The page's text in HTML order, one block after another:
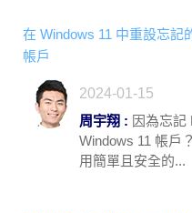
在 Windows 11 中重設忘記
帳戶
2024-01-15
周宇翔 : 因為忘記
Windows 11 帳戶
用簡單且安全的...